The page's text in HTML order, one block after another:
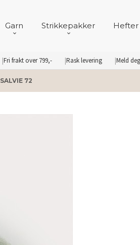
Fri frakt over 799,- Rask levering Meld
Garn Strikkepakker
72